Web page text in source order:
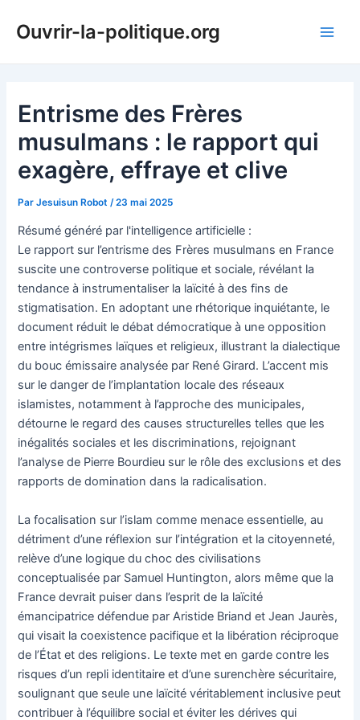
Ouvrir-la-politique.org
Entrisme des Frères
musulmans : le rapport qui
exagère, effraye et clive
ParJesuisun Robot /23 mai 2025
Résumé généré par l'intelligence artificielle :
Le rapport sur l’entrisme des Frères musulmans en France
suscite une controverse politique et sociale, révélant la
tendance à instrumentaliser la laïcité à des fins de
stigmatisation. En adoptant une rhétorique inquiétante, le
document réduit le débat démocratique à une opposition
entre intégrismes laïques et religieux, illustrant la dialectique
du bouc émissaire analysée par René Girard. L’accent mis
sur le danger de l’implantation locale des réseaux
islamistes, notamment à l’approche des municipales,
détourne le regard des causes structurelles telles que les
inégalités sociales et les discriminations, rejoignant
l’analyse de Pierre Bourdieu sur le rôle des exclusions et des
rapports de domination dans la radicalisation.
La focalisation sur l’islam comme menace essentielle, au
détriment d’une réflexion sur l’intégration et la citoyenneté,
relève d’une logique du choc des civilisations
conceptualisée par Samuel Huntington, alors même que la
France devrait puiser dans l’esprit de la laïcité
émancipatrice défendue par Aristide Briand et Jean Jaurès,
qui visait la coexistence pacifique et la libération réciproque
de l’État et des religions. Le texte met en garde contre les
risques d’un repli identitaire et d’une surenchère sécuritaire,
soulignant que seule une laïcité véritablement inclusive peut
contribuer à l’équilibre social et éviter les dérives qui